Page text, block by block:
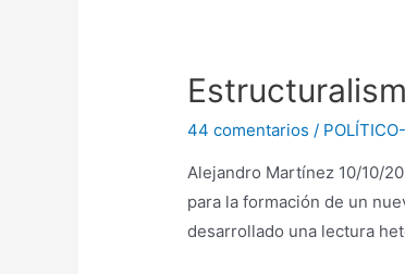
44 comentarios /
Alejandro Martínez 10/10/
para la formación de un
desarrollado una lectura